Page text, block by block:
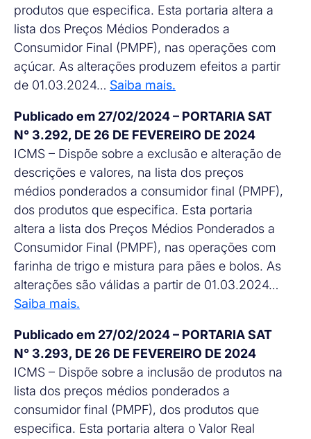
produtos que especifica. Esta portaria altera a
lista dos Preços Médios Ponderados a
Consumidor Final (PMPF), nas operações com
açúcar. As alterações produzem efeitos a partir
de 01.03.2024… Saiba mais.
Publicado em 27/02/2024 – PORTARIA SAT
N° 3.292, DE 26 DE FEVEREIRO DE 2024
ICMS – Dispõe sobre a exclusão e alteração de
descrições e valores, na lista dos preços
médios ponderados a consumidor final (PMPF),
dos produtos que especifica. Esta portaria
altera a lista dos Preços Médios Ponderados a
Consumidor Final (PMPF), nas operações com
farinha de trigo e mistura para pães e bolos. As
alterações são válidas a partir de 01.03.2024…
Saiba mais.
Publicado em 27/02/2024 – PORTARIA SAT
N° 3.293, DE 26 DE FEVEREIRO DE 2024
ICMS – Dispõe sobre a inclusão de produtos na
lista dos preços médios ponderados a
consumidor final (PMPF), dos produtos que
especifica. Esta portaria altera o Valor Real